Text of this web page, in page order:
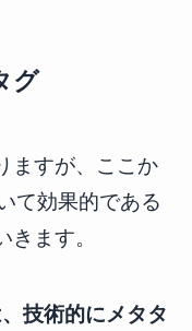
グ
ますが、ここか
て効果的である
ます。
技術的にメタタ